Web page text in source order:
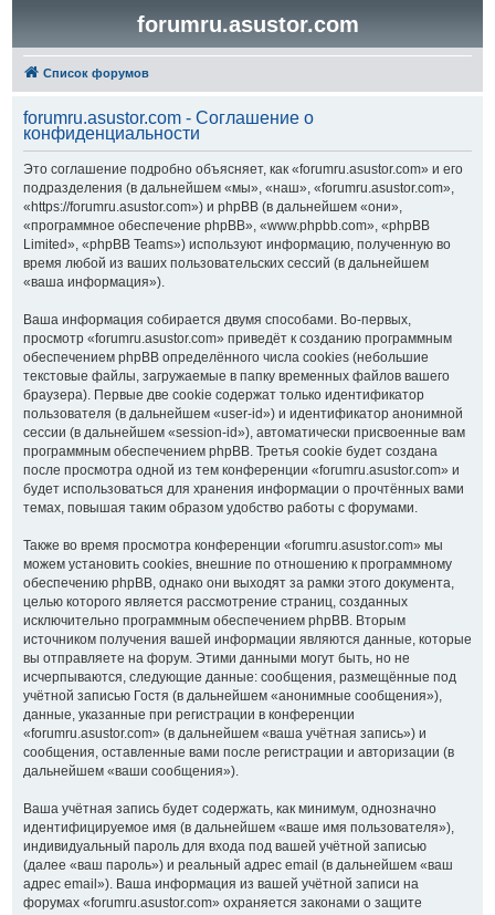
forumru.asustor.com
Список форумов
forumru.asustor.com - Соглашение о
конфиденциальности
Это соглашение подробно объясняет, как «forumru.asustor.com» и его
подразделения (в дальнейшем «мы», «наш», «forumru.asustor.com»,
«https://forumru.asustor.com») и phpBB (в дальнейшем «они»,
«программное обеспечение phpBB», «www.phpbb.com», «phpBB
Limited», «phpBB Teams») используют информацию, полученную во
время любой из ваших пользовательских сессий (в дальнейшем
«ваша информация»).
Ваша информация собирается двумя способами. Во-первых,
просмотр «forumru.asustor.com» приведёт к созданию программным
обеспечением phpBB определённого числа cookies (небольшие
текстовые файлы, загружаемые в папку временных файлов вашего
браузера). Первые две cookie содержат только идентификатор
пользователя (в дальнейшем «user-id») и идентификатор анонимной
сессии (в дальнейшем «session-id»), автоматически присвоенные вам
программным обеспечением phpBB. Третья cookie будет создана
после просмотра одной из тем конференции «forumru.asustor.com» и
будет использоваться для хранения информации о прочтённых вами
темах, повышая таким образом удобство работы с форумами.
Также во время просмотра конференции «forumru.asustor.com» мы
можем установить cookies, внешние по отношению к программному
обеспечению phpBB, однако они выходят за рамки этого документа,
целью которого является рассмотрение страниц, созданных
исключительно программным обеспечением phpBB. Вторым
источником получения вашей информации являются данные, которые
вы отправляете на форум. Этими данными могут быть, но не
исчерпываются, следующие данные: сообщения, размещённые под
учётной записью Гостя (в дальнейшем «анонимные сообщения»),
данные, указанные при регистрации в конференции
«forumru.asustor.com» (в дальнейшем «ваша учётная запись») и
сообщения, оставленные вами после регистрации и авторизации (в
дальнейшем «ваши сообщения»).
Ваша учётная запись будет содержать, как минимум, однозначно
идентифицируемое имя (в дальнейшем «ваше имя пользователя»),
индивидуальный пароль для входа под вашей учётной записью
(далее «ваш пароль») и реальный адрес email (в дальнейшем «ваш
адрес email»). Ваша информация из вашей учётной записи на
форумах «forumru.asustor.com» охраняется законами о защите